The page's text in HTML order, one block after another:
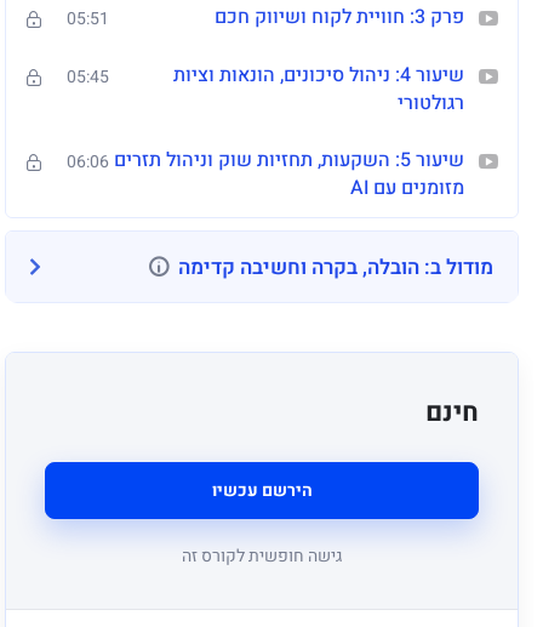
אמת
שפה:עברית
קהל יעד:
מנהלי כספים (CFOs), חשבים, אנליסטים פיננסיים, ראשי צוותים
פיננסיות בארגון בינוני או גדול.
פרק 3: חוויית לקוח ושיווק חכם 05:51
שיעור 4: ניהול סיכונים, הונאות וציות
רגולטורי
05:45
שיעור 5: השקעות, תחזיות שוק וניהול תזרים
מזומנים עם AI
06:06
מודול ב: הובלה, בקרה וחשיבה קדימה
חינם
הירשם עכשיו
גישה חופשית לקורס זה